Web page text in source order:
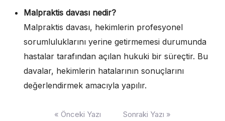
Malpraktis davası nedir?
Malpraktis davası, hekimlerin profesyonel
sorumluluklarını yerine getirmemesi durumunda
hastalar tarafından açılan hukuki bir süreçtir. Bu
davalar, hekimlerin hatalarının sonuçlarını
değerlendirmek amacıyla yapılır.
« Önceki Yazı Sonraki Yazı »